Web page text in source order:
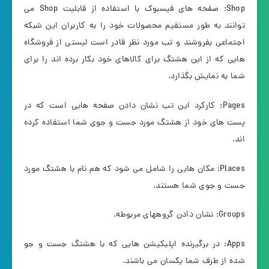
Shop: صفحه های فیسبوک با استفاده از قابلیت Shop می
توانند به طور مستقیم محصولات خود را به کاربران این شبکه
اجتماعی بفروشند و تب مورد نظر قادر است لیستی از فروشگاه
هایی که از این هشتگ برای کالاهای خود بکار برده اند را برای
شما به نمایش بگذارد.
Pages: کارکرد این تب نشان دادن صفحه هایی است که در
پست های خود از هشتگ مورد جست و جوی شما استفاده کرده
اند.
Places: مکان هایی را شامل می شود که هم نام با هشتگ مورد
جست و جوی شما هستند.
Groups: نشان دادن گروههای مربوطه.
Apps: در برگیرنده اپلیکیشن هایی که با هشتگ جست و جو
شده از طرف شما یکسان می باشند.